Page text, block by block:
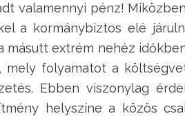
valamennyi pénz!
a kormánybiztos elé
másutt extrém nehéz
mely folyamatot a
Ebben viszonylag
helyszíne a közös